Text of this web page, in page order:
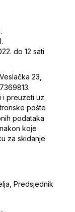
do 12 sati
23,
i preuzeti uz
pošte
podataka
koje
za skidanje
Predsjednik